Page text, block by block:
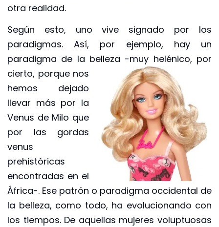
otra realidad.
Según esto, uno vive signado por los
paradigmas. Así, por ejemplo, hay un
paradigma de la belleza -muy helénico, por
cierto, porque nos
hemos dejado
llevar más por la
Venus de Milo que
por las gordas
venus
prehistóricas
encontradas en el
África-. Ese patrón o paradigma occidental de
la belleza, como todo, ha evolucionando con
los tiempos. De aquellas mujeres voluptuosas